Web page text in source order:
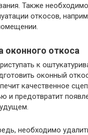
Также
откосов,
оконного откоса
к
оконный
качественное
и предотвратит
необходимо